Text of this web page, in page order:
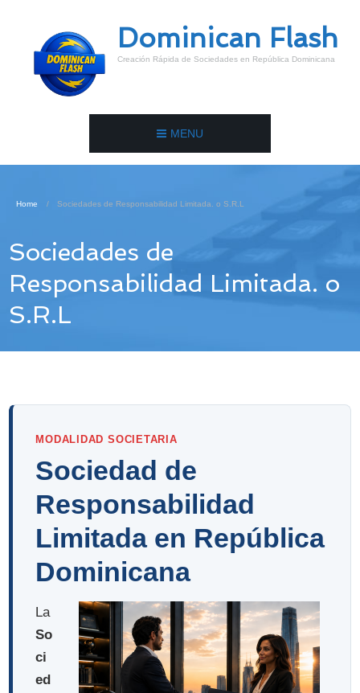
Dominican Flash
Creación Rápida de Sociedades en República Dominicana
MENU
Home Sociedades de Responsabilidad Limitada. o S.R.L
Sociedades de
Responsabilidad Limitada. o
S.R.L
MODALIDAD SOCIETARIA
Sociedad de
Responsabilidad
Limitada en República
Dominicana
La
So
ci
ed